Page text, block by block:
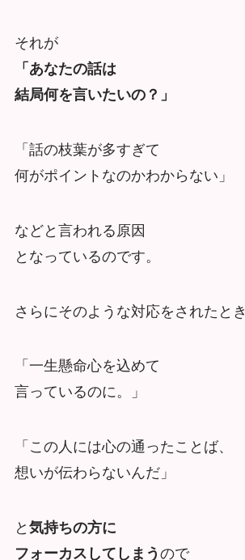
それが
「あなたの話は
結局何を言いたいの？」
「話の枝葉が多すぎて
何がポイントなのかわからない」
などと言われる原因
となっているのです。
さらにそのような対応をされたとき
「一生懸命心を込めて
言っているのに。」
「この人には心の通ったことば、
想いが伝わらないんだ」
と 気持ちの方に
フォーカスしてしまう ので